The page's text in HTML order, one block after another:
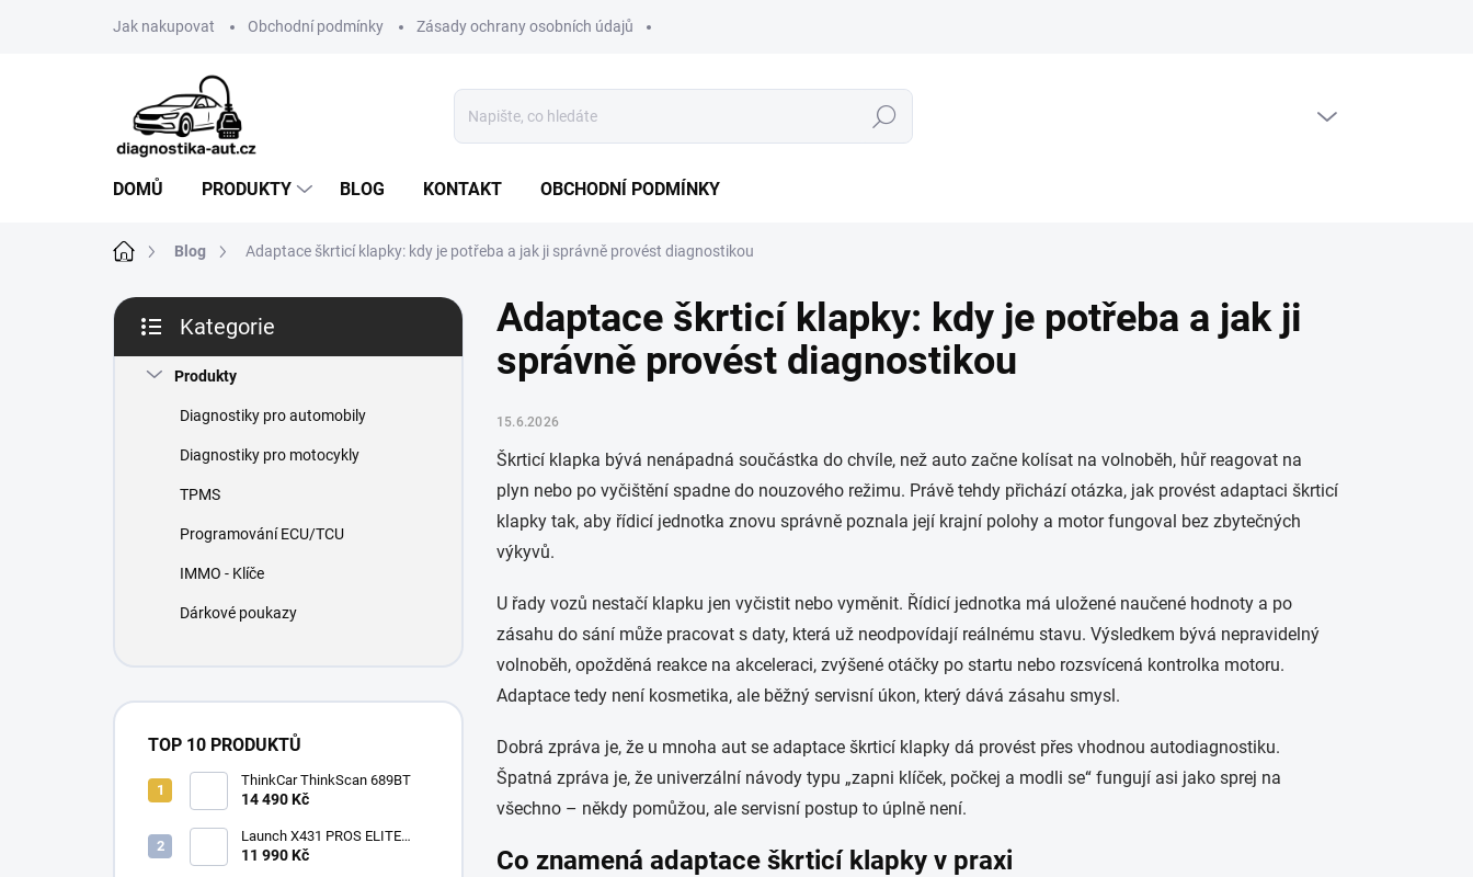
Jak nakupovat Obchodní podmínky Zásady ochrany osobních údajů
Hledat
DOMŮ PRODUKTY BLOG KONTAKT OBCHODNÍ PODMÍNKY
Domů Blog Adaptace škrticí klapky: kdy je potřeba a jak ji správně provést diagnostikou
P
s
kategorie
Kategorie
Produkty
Diagnostiky pro automobily
Diagnostiky pro motocykly
TPMS
Programování ECU/TCU
IMMO - Klíče
Dárkové poukazy
TOP 10 PRODUKTŮ
ThinkCar ThinkScan 689BT
14 490 Kč
Launch X431 PROS ELITE
2026
11 990 Kč
Adaptace škrticí klapky: kdy je potřeba a jak ji
správně provést diagnostikou
15.6.2026
Škrticí klapka bývá nenápadná součástka do chvíle, než auto začne kolísat na volnoběh, hůř reagovat na
plyn nebo po vyčištění spadne do nouzového režimu. Právě tehdy přichází otázka, jak provést adaptaci škrticí
klapky tak, aby řídicí jednotka znovu správně poznala její krajní polohy a motor fungoval bez zbytečných
výkyvů.
U řady vozů nestačí klapku jen vyčistit nebo vyměnit. Řídicí jednotka má uložené naučené hodnoty a po
zásahu do sání může pracovat s daty, která už neodpovídají reálnému stavu. Výsledkem bývá nepravidelný
volnoběh, opožděná reakce na akceleraci, zvýšené otáčky po startu nebo rozsvícená kontrolka motoru.
Adaptace tedy není kosmetika, ale běžný servisní úkon, který dává zásahu smysl.
Dobrá zpráva je, že u mnoha aut se adaptace škrticí klapky dá provést přes vhodnou autodiagnostiku.
Špatná zpráva je, že univerzální návody typu „zapni klíček, počkej a modli se“ fungují asi jako sprej na
všechno – někdy pomůžou, ale servisní postup to úplně není.
Co znamená adaptace škrticí klapky v praxi